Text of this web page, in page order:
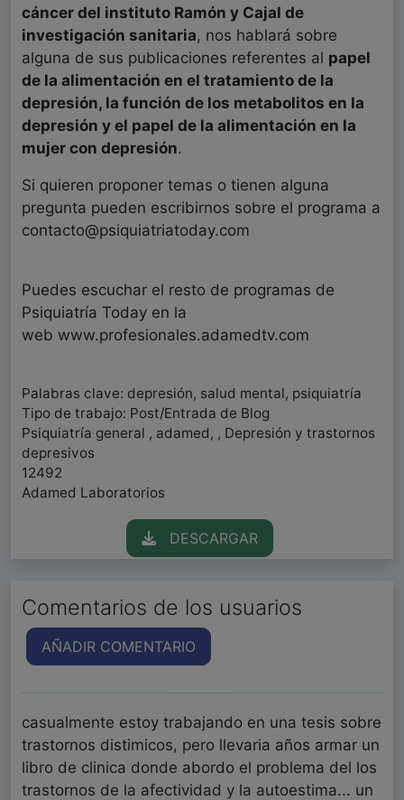
cáncer del instituto Ramón y Cajal de
investigación sanitaria, nos hablará sobre
alguna de sus publicaciones referentes al papel
de la alimentación en el tratamiento de la
depresión, la función de los metabolitos en la
depresión y el papel de la alimentación en la
mujer con depresión.
Si quieren proponer temas o tienen alguna
pregunta pueden escribirnos sobre el programa a
contacto@psiquiatriatoday.com
Puedes escuchar el resto de programas de
Psiquiatría Today en la
web www.profesionales.adamedtv.com
Palabras clave: depresión, salud mental, psiquiatría
Tipo de trabajo: Post/Entrada de Blog
Psiquiatría general , adamed, , Depresión y trastornos
depresivos
12492
Adamed Laboratorios
DESCARGAR
Comentarios de los usuarios
AÑADIR COMENTARIO
casualmente estoy trabajando en una tesis sobre
trastornos distimicos, pero llevaria años armar un
libro de clinica donde abordo el problema del los
trastornos de la afectividad y la autoestima... un